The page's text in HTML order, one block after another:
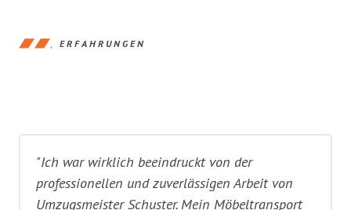
ERFAHRUNGEN
"Ich war wirklich beeindruckt von der
professionellen und zuverlässigen Arbeit von
Umzugsmeister Schuster. Mein Möbeltransport